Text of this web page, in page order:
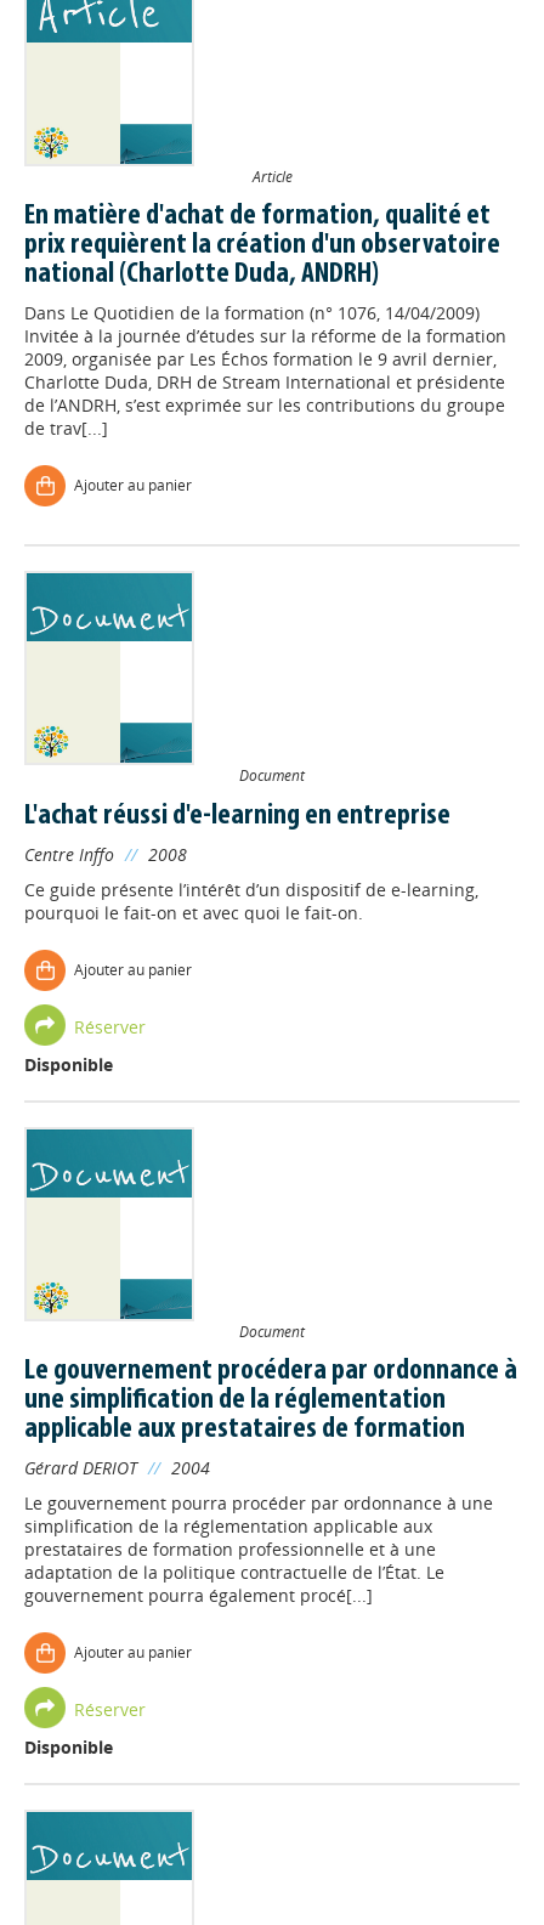
Article
En matière d'achat de formation, qualité et
prix requièrent la création d'un observatoire
national (Charlotte Duda, ANDRH)
Dans Le Quotidien de la formation (n° 1076, 14/04/2009)
Invitée à la journée d’études sur la réforme de la formation
2009, organisée par Les Échos formation le 9 avril dernier,
Charlotte Duda, DRH de Stream International et présidente
de l’ANDRH, s’est exprimée sur les contributions du groupe
de trav[...]
Ajouter au panier
Document
L'achat réussi d'e-learning en entreprise
Centre Inffo // 2008
Ce guide présente l’intérêt d’un dispositif de e-learning,
pourquoi le fait-on et avec quoi le fait-on.
Ajouter au panier
Réserver
Disponible
Document
Le gouvernement procédera par ordonnance à
une simplification de la réglementation
applicable aux prestataires de formation
Gérard DERIOT // 2004
Le gouvernement pourra procéder par ordonnance à une
simplification de la réglementation applicable aux
prestataires de formation professionnelle et à une
adaptation de la politique contractuelle de l’État. Le
gouvernement pourra également procé[...]
Ajouter au panier
Réserver
Disponible